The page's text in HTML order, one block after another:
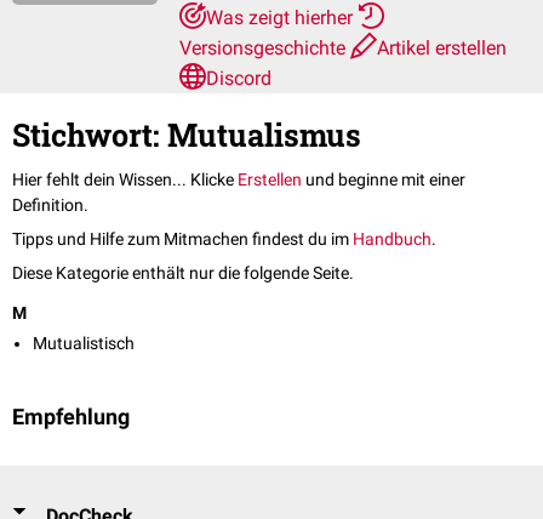
Was zeigt hierher
Versionsgeschichte
Artikel erstellen
Discord
Stichwort: Mutualismus
Hier fehlt dein Wissen... Klicke Erstellen und beginne mit einer
Definition.
Tipps und Hilfe zum Mitmachen findest du im Handbuch.
Diese Kategorie enthält nur die folgende Seite.
M
Mutualistisch
Empfehlung